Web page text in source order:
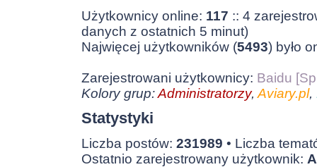
Użytkownicy online: 117 :: 4
danych z ostatnich 5 minut)
Najwięcej użytkowników (5493) było
Zarejestrowani użytkownicy: Baidu
Kolory grup:Administratorzy, Aviary.pl,
Statystyki
Liczba postów: 231989 • Liczba
Ostatnio zarejestrowany użytkownik: